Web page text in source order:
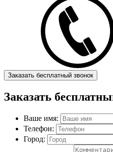
Заказать бесплатный звонок
Заказать
Ваше имя:
Телефон:
Город: